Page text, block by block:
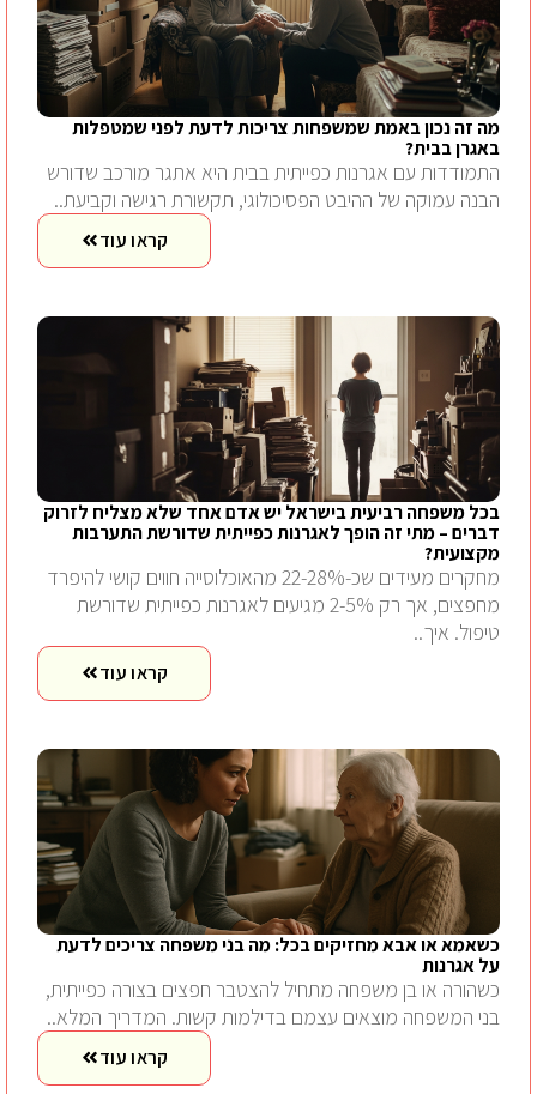
מה זה נכון באמת שמשפחות צריכות לדעת לפני שמטפלות
באגרן בבית?
התמודדות עם אגרנות כפייתית בבית היא אתגר מורכב שדורש
הבנה עמוקה של ההיבט הפסיכולוגי, תקשורת רגישה וקביעת..
קראו עוד
בכל משפחה רביעית בישראל יש אדם אחד שלא מצליח לזרוק
דברים – מתי זה הופך לאגרנות כפייתית שדורשת התערבות
מקצועית?
מחקרים מעידים שכ-22-28% מהאוכלוסייה חווים קושי להיפרד
מחפצים, אך רק 2-5% מגיעים לאגרנות כפייתית שדורשת
טיפול. איך..
קראו עוד
כשאמא או אבא מחזיקים בכל: מה בני משפחה צריכים לדעת
על אגרנות
כשהורה או בן משפחה מתחיל להצטבר חפצים בצורה כפייתית,
בני המשפחה מוצאים עצמם בדילמות קשות. המדריך המלא..
קראו עוד